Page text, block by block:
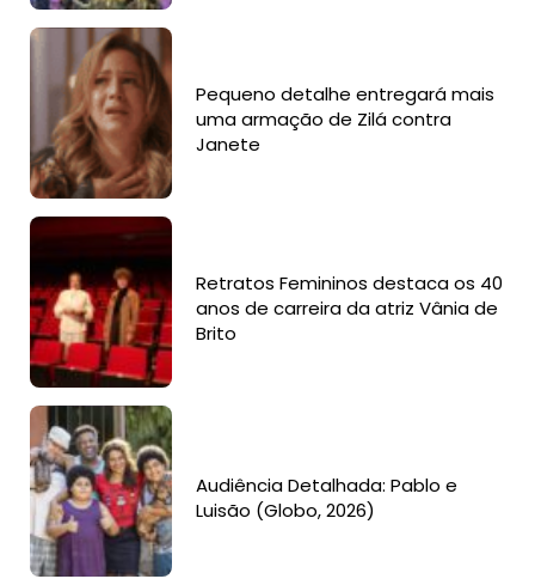
Pequeno detalhe entregará mais
uma armação de Zilá contra
Janete
Retratos Femininos destaca os 40
anos de carreira da atriz Vânia de
Brito
Audiência Detalhada: Pablo e
Luisão (Globo, 2026)